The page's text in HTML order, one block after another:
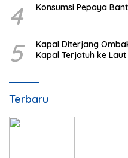
4 Konsumsi Pepaya
5
Kapal Diterjang
Kapal Terjatuh ke Laut
Terbaru